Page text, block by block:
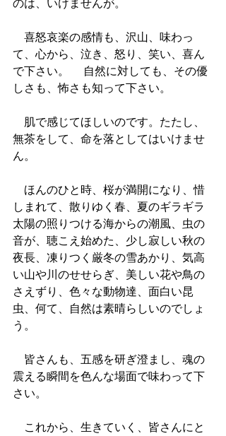
のは、いけませんが。
喜怒哀楽の感情も、沢山、味わっ
て、心から、泣き、怒り、笑い、喜ん
で下さい。 　自然に対しても、その優
しさも、怖さも知って下さい。
肌で感じてほしいのです。たたし、
無茶をして、命を落としてはいけませ
ん。
ほんのひと時、桜が満開になり、惜
しまれて、散りゆく春、夏のギラギラ
太陽の照りつける海からの潮風、虫の
音が、聴こえ始めた、少し寂しい秋の
夜長、凍りつく厳冬の雪あかり、気高
い山や川のせせらぎ、美しい花や鳥の
さえずり、色々な動物達、面白い昆
虫、何て、自然は素晴らしいのでしょ
う。
皆さんも、五感を研ぎ澄まし、魂の
震える瞬間を色んな場面で味わって下
さい。
これから、生きていく、皆さんにと